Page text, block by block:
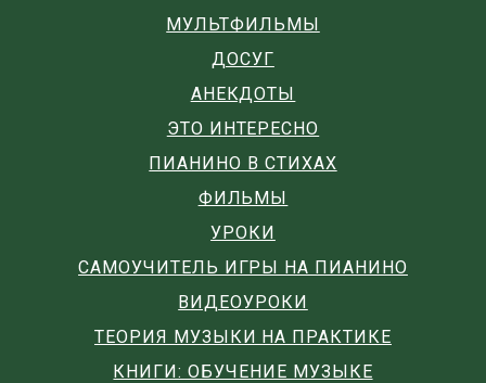
МУЛЬТФИЛЬМЫ
ДОСУГ
АНЕКДОТЫ
ЭТО ИНТЕРЕСНО
ПИАНИНО В СТИХАХ
ФИЛЬМЫ
УРОКИ
САМОУЧИТЕЛЬ ИГРЫ НА ПИАНИНО
ВИДЕОУРОКИ
ТЕОРИЯ МУЗЫКИ НА ПРАКТИКЕ
КНИГИ: ОБУЧЕНИЕ МУЗЫКЕ